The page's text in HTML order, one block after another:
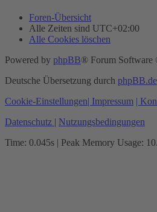
Foren-Übersicht
Alle Zeiten sind UTC+02:00
Alle Cookies löschen
Powered by phpBB® Forum
Deutsche Übersetzung durch phpBB.de
Cookie-Einstellungen| Impressum |
Datenschutz | Nutzungsbedingungen
Time: 0.045s | Peak Memory Usage: